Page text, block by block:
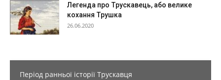
Легенда про Трускавець, або велике
кохання Трушка
26.06.2020
Період ранньої історії Трускавця